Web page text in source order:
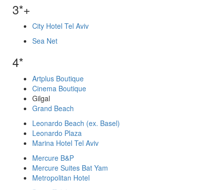
3*+
City Hotel Tel Aviv
Sea Net
4*
Artplus Boutique
Cinema Boutique
Gilgal
Grand Beach
Leonardo Beach (ex. Basel)
Leonardo Plaza
Marina Hotel Tel Aviv
Mercure B&P
Mercure Suites Bat Yam
Metropolitan Hotel